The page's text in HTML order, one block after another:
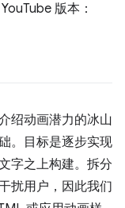
版本：
绍动画潜力的冰山
。目标是逐步实现
字之上构建。拆分
扰用户，因此我们